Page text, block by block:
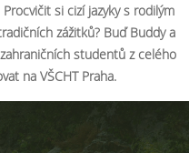
si cizí jazyky s rodilým
zážitků? Buď Buddy a
studentů z celého
na VŠCHT Praha.